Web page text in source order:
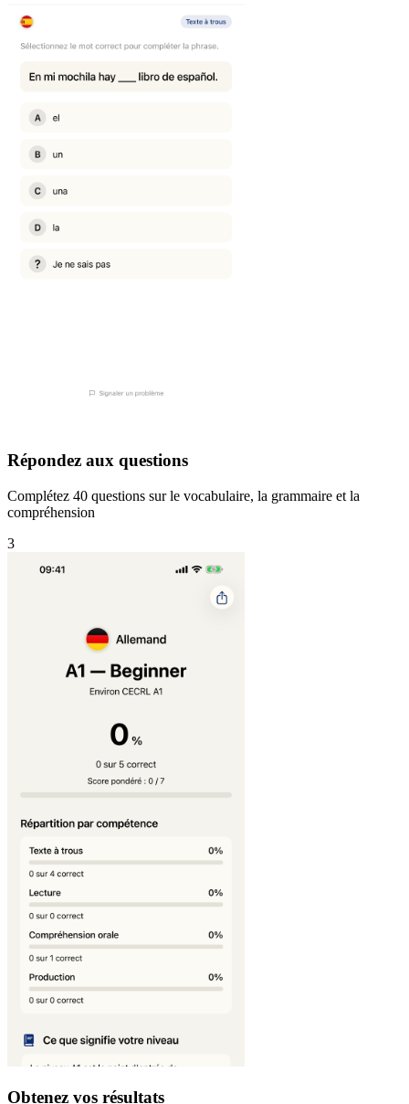
Répondez aux questions
Complétez 40 questions sur le vocabulaire, la grammaire et la
compréhension
3
Obtenez vos résultats